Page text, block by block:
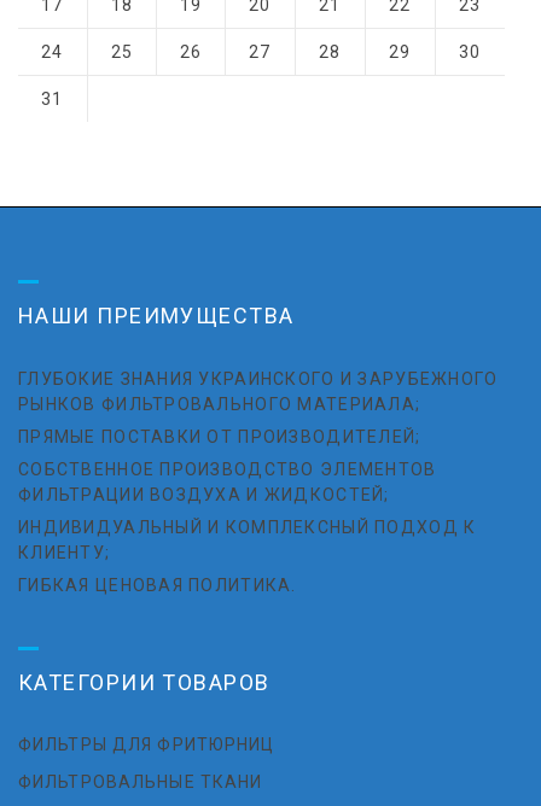
17 18 19 20 21 22 23
24 25 26 27 28 29 30
31
НАШИ ПРЕИМУЩЕСТВА
ГЛУБОКИЕ ЗНАНИЯ УКРАИНСКОГО И ЗАРУБЕЖНОГО
РЫНКОВ ФИЛЬТРОВАЛЬНОГО МАТЕРИАЛА;
ПРЯМЫЕ ПОСТАВКИ ОТ ПРОИЗВОДИТЕЛЕЙ;
СОБСТВЕННОЕ ПРОИЗВОДСТВО ЭЛЕМЕНТОВ
ФИЛЬТРАЦИИ ВОЗДУХА И ЖИДКОСТЕЙ;
ИНДИВИДУАЛЬНЫЙ И КОМПЛЕКСНЫЙ ПОДХОД К
КЛИЕНТУ;
ГИБКАЯ ЦЕНОВАЯ ПОЛИТИКА.
КАТЕГОРИИ ТОВАРОВ
ФИЛЬТРЫ ДЛЯ ФРИТЮРНИЦ
ФИЛЬТРОВАЛЬНЫЕ ТКАНИ